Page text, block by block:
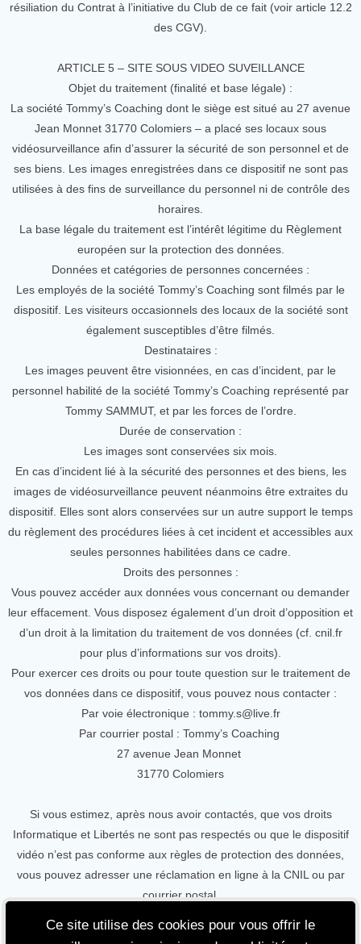
résiliation du Contrat à l’initiative du Club de ce fait (voir article 12.2
des CGV).
ARTICLE 5 – SITE SOUS VIDEO SUVEILLANCE
Objet du traitement (finalité et base légale) :
La société Tommy’s Coaching dont le siège est situé au 27 avenue
Jean Monnet 31770 Colomiers – a placé ses locaux sous
vidéosurveillance afin d’assurer la sécurité de son personnel et de
ses biens. Les images enregistrées dans ce dispositif ne sont pas
utilisées à des fins de surveillance du personnel ni de contrôle des
horaires.
La base légale du traitement est l’intérêt légitime du Règlement
européen sur la protection des données.
Données et catégories de personnes concernées :
Les employés de la société Tommy’s Coaching sont filmés par le
dispositif. Les visiteurs occasionnels des locaux de la société sont
également susceptibles d’être filmés.
Destinataires :
Les images peuvent être visionnées, en cas d’incident, par le
personnel habilité de la société Tommy’s Coaching représenté par
Tommy SAMMUT, et par les forces de l’ordre.
Durée de conservation :
Les images sont conservées six mois.
En cas d’incident lié à la sécurité des personnes et des biens, les
images de vidéosurveillance peuvent néanmoins être extraites du
dispositif. Elles sont alors conservées sur un autre support le temps
du règlement des procédures liées à cet incident et accessibles aux
seules personnes habilitées dans ce cadre.
Droits des personnes :
Vous pouvez accéder aux données vous concernant ou demander
leur effacement. Vous disposez également d’un droit d’opposition et
d’un droit à la limitation du traitement de vos données (cf. cnil.fr
pour plus d’informations sur vos droits).
Pour exercer ces droits ou pour toute question sur le traitement de
vos données dans ce dispositif, vous pouvez nous contacter :
Par voie électronique : tommy.s@live.fr
Par courrier postal : Tommy’s Coaching
27 avenue Jean Monnet
31770 Colomiers
Si vous estimez, après nous avoir contactés, que vos droits
Informatique et Libertés ne sont pas respectés ou que le dispositif
vidéo n’est pas conforme aux règles de protection des données,
vous pouvez adresser une réclamation en ligne à la CNIL ou par
courrier postal.
Ce site utilise des cookies pour vous offrir le